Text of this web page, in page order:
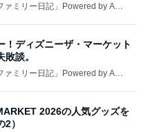
ァミリー日記」Powered by Ame
！ディズニーザ・マーケット
談。
ァミリー日記」Powered by Ame
2026の人気グッズを
）